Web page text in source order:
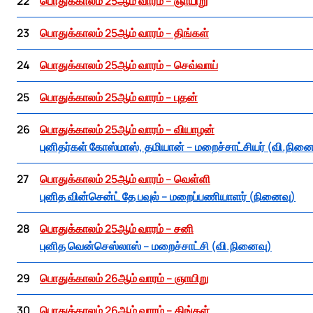
23 பொதுக்காலம் 25ஆம் வாரம் – திங்கள்
24 பொதுக்காலம் 25ஆம் வாரம் – செவ்வாய்
25 பொதுக்காலம் 25ஆம் வாரம் – புதன்
26
பொதுக்காலம் 25ஆம் வாரம் – வியாழன்
புனிதர்கள் கோஸ்மாஸ், தமியான் – மறைச்சாட்சியர்
27
பொதுக்காலம் 25ஆம் வாரம் – வெள்ளி
புனித வின்சென்ட் தே பவுல் – மறைப்பணியாளர் (நினைவு)
28
பொதுக்காலம் 25ஆம் வாரம் – சனி
புனித வென்செஸ்லாஸ் – மறைச்சாட்சி (வி.நினைவு)
29 பொதுக்காலம் 26ஆம் வாரம் – ஞாயிறு
30 பொதுக்காலம் 26ஆம் வாரம் – திங்கள்